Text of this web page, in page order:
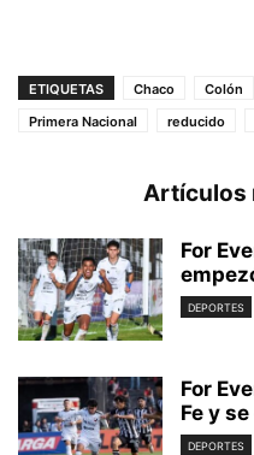
ETIQUETAS Chaco Colón
Primera Nacional
reducido
Artículos
For
DEPORTES
For
Fe y
DEPORTES